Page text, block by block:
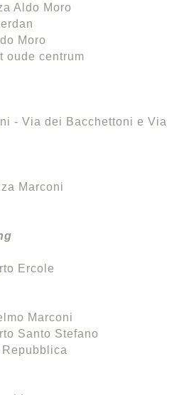
Aldo Moro
Moro
oude centrum
- Via dei Bacchettoni e Via
Marconi
Ercole
Marconi
Santo Stefano